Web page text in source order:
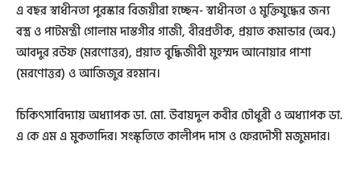
এ বছর স্বাধীনতা পুরস্কার বিজয়ীরা হচ্ছেন- স্বাধীনতা ও মুক্তিযুদ্ধের জন্য
বস্ত্র ও পাটমন্ত্রী গোলাম দাস্তগীর গাজী, বীরপ্রতীক, প্রয়াত কমান্ডার (অব.)
আবদুর রউফ (মরণোত্তর), প্রয়াত বুদ্ধিজীবী মুহম্মদ আনোয়ার পাশা
(মরণোত্তর) ও আজিজুর রহমান।
চিকিৎসাবিদ্যায় অধ্যাপক ডা. মো. উবায়দুল কবীর চৌধুরী ও অধ্যাপক ডা.
এ কে এম এ মুকতাদির। সংস্কৃতিতে কালীপদ দাস ও ফেরদৌসী মজুমদার।